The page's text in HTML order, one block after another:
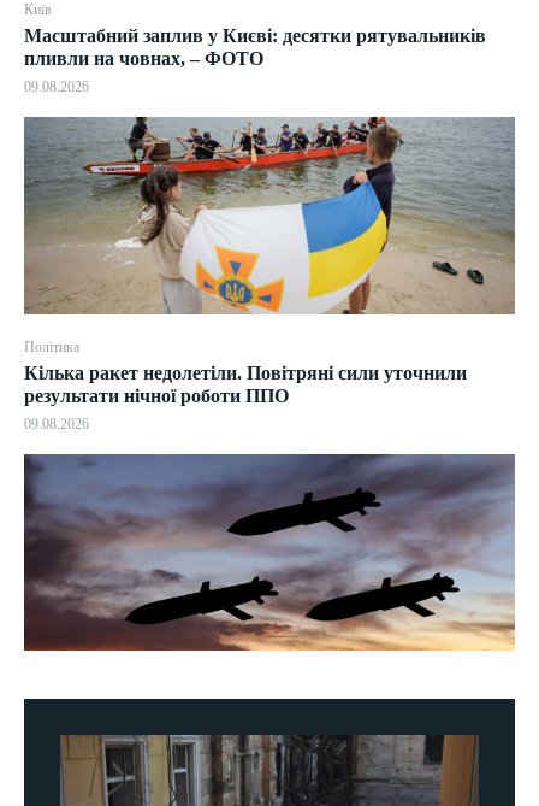
Київ
Масштабний заплив у Києві: десятки рятувальників
пливли на човнах, – ФОТО
09.08.2026
Політика
Кілька ракет недолетіли. Повітряні сили уточнили
результати нічної роботи ППО
09.08.2026